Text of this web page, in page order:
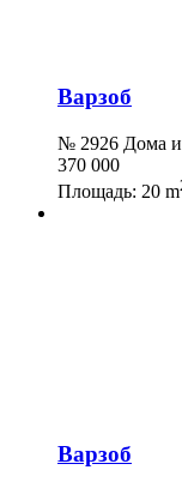
Варзоб
№ 2926 Дома
370 000
Площадь: 20 m
Варзоб